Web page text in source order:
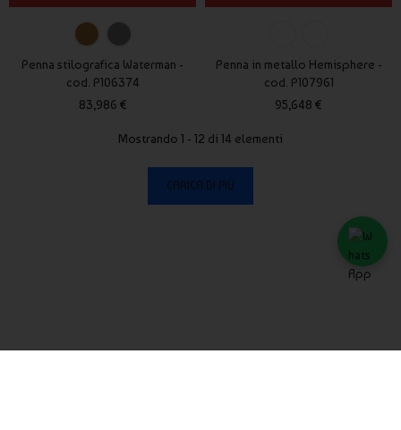
Penna stilografica Waterman -
cod. P106374
83,986 €
Penna in metallo Hemisphere -
cod. P107961
95,648 €
Mostrando 1 - 12 di 14 elementi
CARICA DI PIÙ